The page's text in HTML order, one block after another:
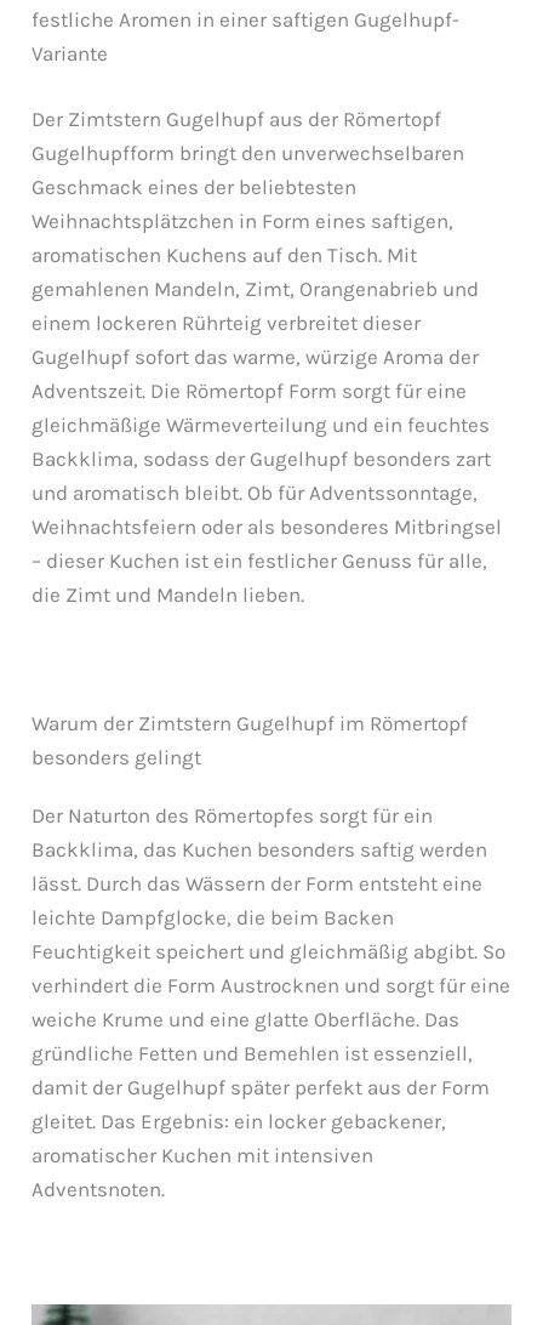
festliche Aromen in einer saftigen Gugelhupf-
Variante
Der Zimtstern Gugelhupf aus der Römertopf
Gugelhupfform bringt den unverwechselbaren
Geschmack eines der beliebtesten
Weihnachtsplätzchen in Form eines saftigen,
aromatischen Kuchens auf den Tisch. Mit
gemahlenen Mandeln, Zimt, Orangenabrieb und
einem lockeren Rührteig verbreitet dieser
Gugelhupf sofort das warme, würzige Aroma der
Adventszeit. Die Römertopf Form sorgt für eine
gleichmäßige Wärmeverteilung und ein feuchtes
Backklima, sodass der Gugelhupf besonders zart
und aromatisch bleibt. Ob für Adventssonntage,
Weihnachtsfeiern oder als besonderes Mitbringsel
– dieser Kuchen ist ein festlicher Genuss für alle,
die Zimt und Mandeln lieben.
Warum der Zimtstern Gugelhupf im Römertopf
besonders gelingt
Der Naturton des Römertopfes sorgt für ein
Backklima, das Kuchen besonders saftig werden
lässt. Durch das Wässern der Form entsteht eine
leichte Dampfglocke, die beim Backen
Feuchtigkeit speichert und gleichmäßig abgibt. So
verhindert die Form Austrocknen und sorgt für eine
weiche Krume und eine glatte Oberfläche. Das
gründliche Fetten und Bemehlen ist essenziell,
damit der Gugelhupf später perfekt aus der Form
gleitet. Das Ergebnis: ein locker gebackener,
aromatischer Kuchen mit intensiven
Adventsnoten.